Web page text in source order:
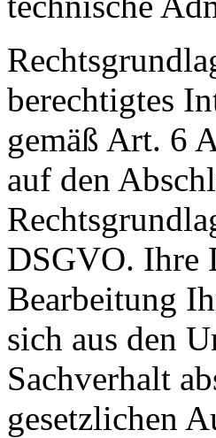
berechtigtes
gemäß Art. 6
auf den
DSGVO. Ihre
Bearbeitung
sich aus den
Sachverhalt
gesetzlichen